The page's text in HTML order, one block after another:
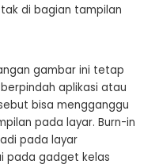
di bagian tampilan
gambar ini tetap
aplikasi atau
bisa mengganggu
pada layar. Burn-in
pada layar
pada gadget kelas